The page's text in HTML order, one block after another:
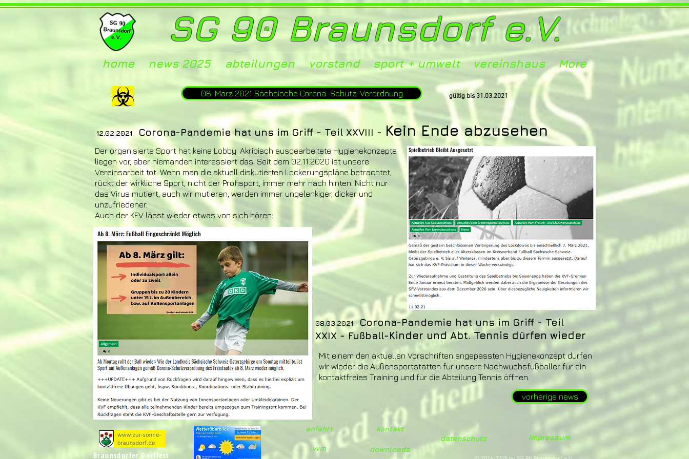
SG 90 Braunsdorf e.V.
home news 2025 abteilungen vorstand sport + umwelt vereinshaus More
gültig bis 31.03.2021
08. März 2021 Sächsische Corona-Schutz-Verordnung
12.02.2021 Corona-Pandemie hat uns im Griff - Teil XXVIII - Kein Ende abzusehen
Der organisierte Sport hat keine Lobby. Akribisch ausgearbeitete Hygienekonzepte
liegen vor, aber niemanden interessiert das. Seit dem 02.11.2020 ist unsere
Vereinsarbeit tot. Wenn man die aktuell diskutierten Lockerungspläne betrachtet,
rückt der wirkliche Sport, nicht der Profisport, immer mehr nach hinten. Nicht nur
das Virus mutiert, auch wir mutieren, werden immer ungelenkiger, dicker und
unzufriedener.
Auch der KFV lässt wieder etwas von sich hören:
vorherige news
08.03.2021Corona-Pandemie hat uns im Griff - Teil
XXIX - Fußball-Kinder und Abt. Tennis dürfen wieder
Mit einem den aktuellen Vorschriften angepassten Hygienekonzept dürfen
wir wieder die Außensportstätten für unsere Nachwuchsfußballer für ein
kontaktfreies Training und für die Abteilung Tennis öffnen.
Braunsdorfer Dorffest
anfahrt kontakt
vvm downloads
datenschutz impressum